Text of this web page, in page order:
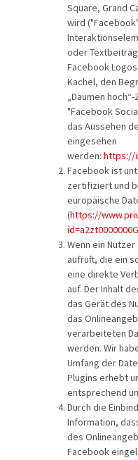
Square, Grand
wird
oder
Facebook
Kachel, den
„Daumen
"Facebook
das Aussehen
eingesehen
werden: https://
Facebook ist
zertifiziert und
europäische
(https://
Wenn ein
aufruft, die ein
eine direkte
auf. Der Inhalt
das Gerät des
das
verarbeiteten
werden. Wir
Umfang der
Plugins erhebt
entsprechend
Durch die
Information,
des
Facebook